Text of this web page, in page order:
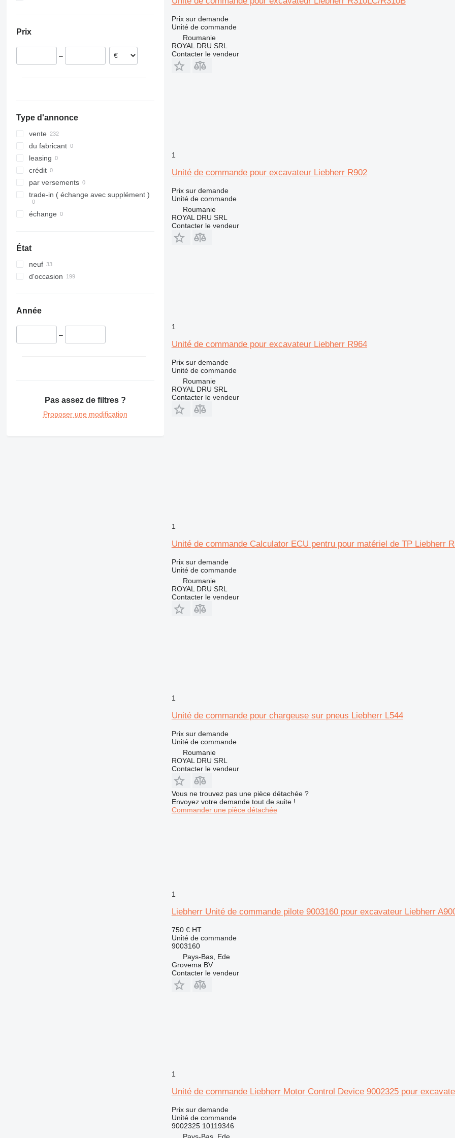
326
349
365
374
390
420
432
525
730
769
771
775
777
938
950
Grèce
Italie
Prix
–
Type d'annonce
vente
du fabricant
leasing
crédit
par versements
trade-in ( échange avec supplément )
échange
État
neuf
d'occasion
Année
–
Pas assez de filtres ?
Proposer une modification
Prix sur demande
Unité de commande
Roumanie
ROYAL DRU SRL
Contacter le vendeur
1
Unité de commande pour excavateur Liebherr R902
Prix sur demande
Unité de commande
Roumanie
ROYAL DRU SRL
Contacter le vendeur
1
Unité de commande pour excavateur Liebherr R964
Prix sur demande
Unité de commande
Roumanie
ROYAL DRU SRL
Contacter le vendeur
1
Unité de commande Calculator ECU pentru pour matériel de TP Liebherr
Prix sur demande
Unité de commande
Roumanie
ROYAL DRU SRL
Contacter le vendeur
1
Unité de commande pour chargeuse sur pneus Liebherr L544
Prix sur demande
Unité de commande
Roumanie
ROYAL DRU SRL
Contacter le vendeur
Vous ne trouvez pas une pièce détachée ?
Envoyez votre demande tout de suite !
Commander une pièce détachée
1
Liebherr Unité de commande pilote 9003160 pour excavateur Liebherr
750 € HT
Unité de commande
9003160
Pays-Bas, Ede
Grovema BV
Contacter le vendeur
1
Unité de commande Liebherr Motor Control Device 9002325 pour
Prix sur demande
Unité de commande
9002325 10119346
Pays-Bas, Ede